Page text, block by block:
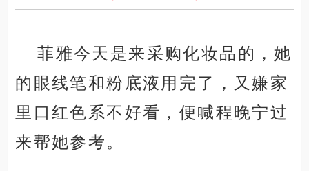
菲雅今天是来采购化妆品的，她
的眼线笔和粉底液用完了，又嫌家
里口红色系不好看，便喊程晚宁过
来帮她参考。